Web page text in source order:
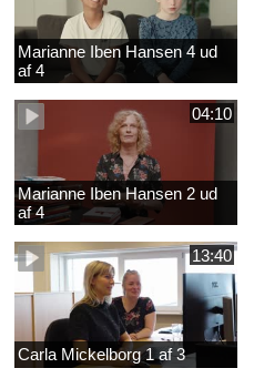
Marianne Iben Hansen 4 ud
af 4
04:10
Marianne Iben Hansen 2 ud
af 4
13:40
Carla Mickelborg 1 af 3